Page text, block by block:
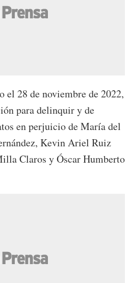
el 28 de noviembre de 2022,
para delinquir y de
en perjuicio de María del
Kevin Ariel Ruiz
Claros y Óscar Humberto